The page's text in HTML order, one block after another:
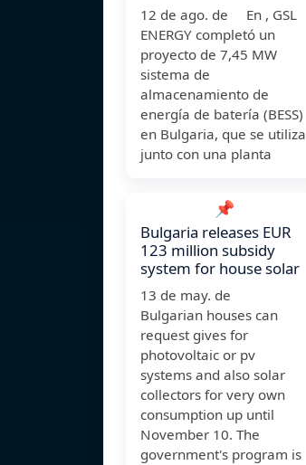
12 de ago. de En , GSL
ENERGY completó un
proyecto de 7,45 MW
sistema de
almacenamiento de
energía de batería (BESS)
en Bulgaria, que se utiliza
junto con una planta
📌
Bulgaria releases EUR
123 million subsidy
system for house solar
13 de may. de
Bulgarian houses can
request gives for
photovoltaic or pv
systems and also solar
collectors for very own
consumption up until
November 10. The
government's program is